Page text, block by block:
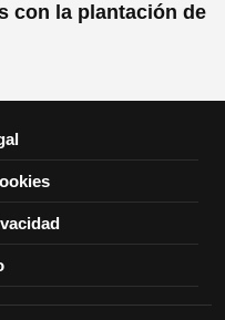
con la plantación de